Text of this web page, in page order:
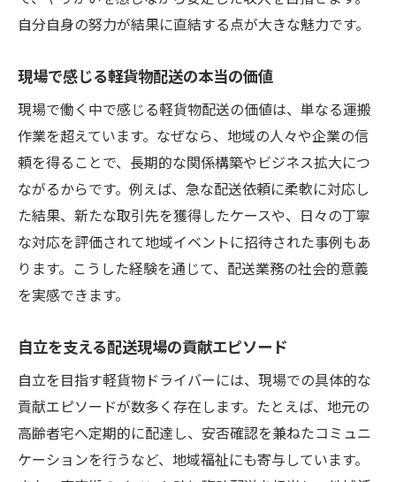
自分自身の努力が結果に直結する点が大きな魅力です。
現場で感じる軽貨物配送の本当の価値
現場で働く中で感じる軽貨物配送の価値は、単なる運搬
作業を超えています。なぜなら、地域の人々や企業の信
頼を得ることで、長期的な関係構築やビジネス拡大につ
ながるからです。例えば、急な配送依頼に柔軟に対応し
た結果、新たな取引先を獲得したケースや、日々の丁寧
な対応を評価されて地域イベントに招待された事例もあ
ります。こうした経験を通じて、配送業務の社会的意義
を実感できます。
自立を支える配送現場の貢献エピソード
自立を目指す軽貨物ドライバーには、現場での具体的な
貢献エピソードが数多く存在します。たとえば、地元の
高齢者宅へ定期的に配達し、安否確認を兼ねたコミュニ
ケーションを行うなど、地域福祉にも寄与しています。